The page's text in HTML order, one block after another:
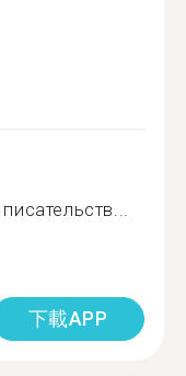
下載APP